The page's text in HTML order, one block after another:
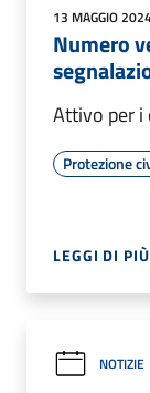
13 MAGGIO
Numero
Attivo per i
Protezione
LEGGI DI PIÙ
NOTIZIE